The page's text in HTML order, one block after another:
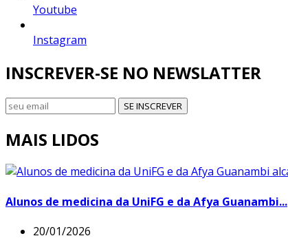
Youtube
Instagram
INSCREVER-SE NO NEWSLATTER
SE INSCREVER
MAIS LIDOS
Alunos de medicina da UniFG e da Afya Guanambi...
20/01/2026